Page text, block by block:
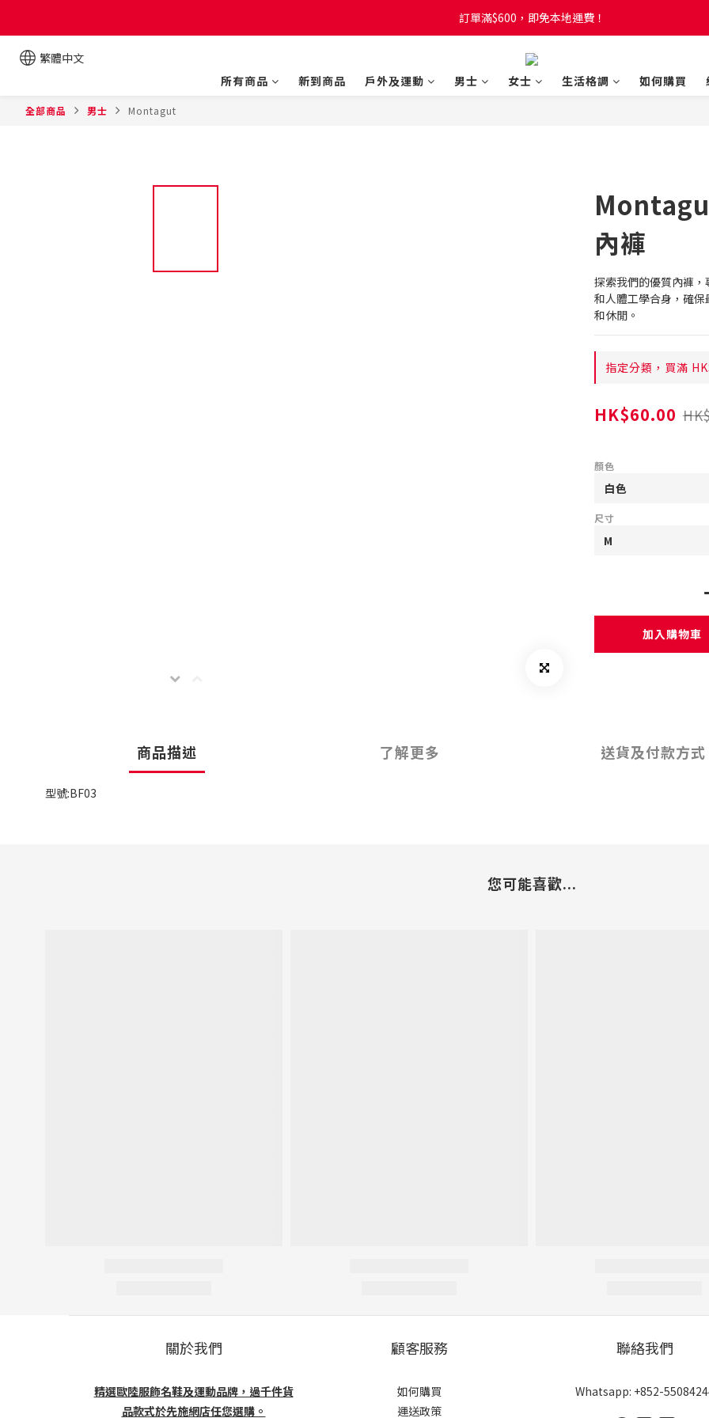
訂單滿$600，即免本地運費！
訂單滿$600，即免本地運費！
全新網店會員制度! 2%消費回贈! 買1蚊儲1分! 儲夠50分當1蚊!
訂單滿$600，即免本地運費！
繁體中文
所有商品
新到商品 戶外及運動 男士 女士 生活格調 如何購買
全部商品 男士 Montagut
內褲
探索我們的優質內褲
和人體工學合身，確
和休閒。
指定分類，買滿
HK$60.00
顏色
尺寸
加入購物車
商品描述 了解更多 送貨及付款方式
型號:BF03
您可能喜歡...
關於我們
精選歐陸服飾名鞋及運動品牌，過千件貨
品款式於先施網店任您選購。
顧客服務
如何購買
運送政策
聯絡我們
Whatsapp: +852-